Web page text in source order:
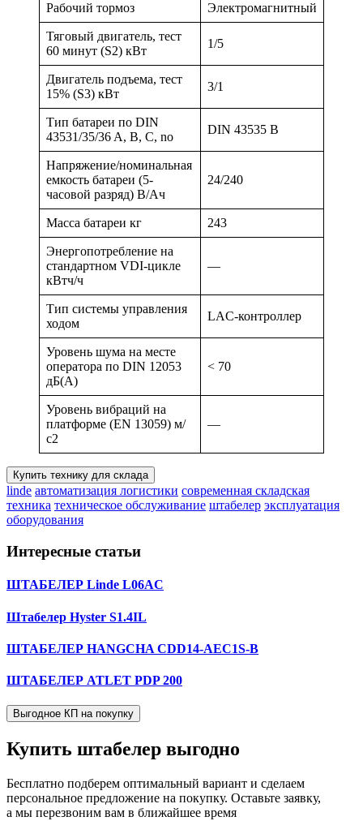
Рабочий тормоз Электромагнитный
Тяговый двигатель, тест
60 минут (S2) кВт
1/5
Двигатель подъема, тест
15% (S3) кВт
3/1
Тип батареи по DIN
43531/35/36 A, B, C, no
DIN 43535 B
Напряжение/номинальная
емкость батареи (5-
часовой разряд) В/Ач
24/240
Масса батареи кг 243
Энергопотребление на
стандартном VDI-цикле
кВтч/ч
—
Тип системы управления
ходом
LAC-контроллер
Уровень шума на месте
оператора по DIN 12053
дБ(А)
< 70
Уровень вибраций на
платформе (EN 13059) м/
с2
—
Купить технику для склада
linde автоматизация логистики современная складская
техника техническое обслуживание штабелер эксплуатация
оборудования
Интересные статьи
ШТАБЕЛЕР Linde L06AC
Штабелер Hyster S1.4IL
ШТАБЕЛЕР HANGCHA CDD14-AEC1S-B
ШТАБЕЛЕР ATLET PDP 200
Выгодное КП на покупку
Купить штабелер выгодно
Бесплатно подберем оптимальный вариант и сделаем
персональное предложение на покупку. Оставьте заявку,
а мы перезвоним вам в ближайшее время